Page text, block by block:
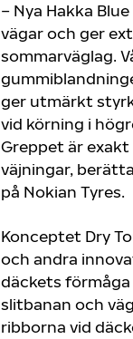
– Nya Hakka
vägar och ger
sommarväglag.
ger utmärkt
vid körning i
Greppet är
väjningar,
på Nokian Tyres.
Konceptet Dry
och andra
däckets
slitbanan och
ribborna vid